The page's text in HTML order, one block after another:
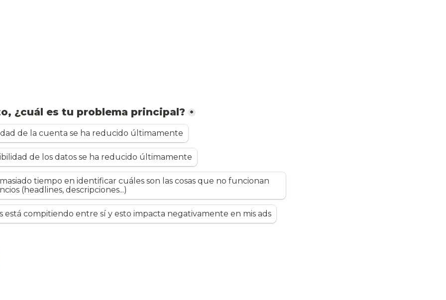
¿cuál es tu problema principal? *
de la cuenta se ha reducido últimamente
de los datos se ha reducido últimamente
tiempo en identificar cuáles son las cosas que no funcionan
(headlines, descripciones...)
está compitiendo entre sí y esto impacta negativamente en mis ads